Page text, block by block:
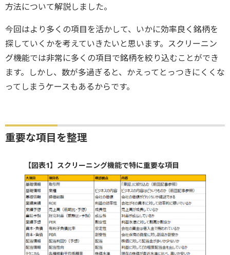
方法について解説しました。
今回はより多くの項目を活かして、いかに効率良く銘柄を
探していくかを考えていきたいと思います。スクリーニン
グ機能では非常に多くの項目で銘柄を絞り込むことができ
ます。しかし、数が多過ぎると、かえってとっつきにくくな
ってしまうケースもあるからです。
重要な項目を整理
【図表1】スクリーニング機能で特に重要な項目